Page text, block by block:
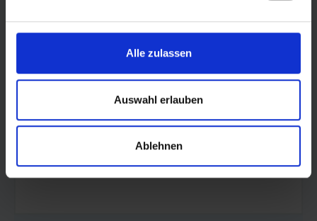
Alle zulassen
Auswahl erlauben
Ablehnen